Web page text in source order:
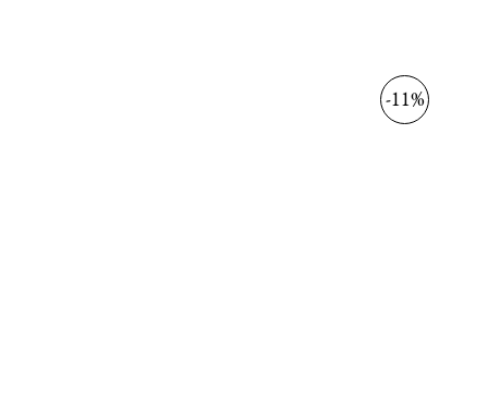
-11%